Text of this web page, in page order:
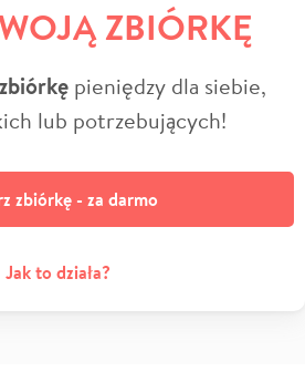
ZBIÓRKĘ
pieniędzy dla siebie,
lub potrzebujących!
zbiórkę - za darmo
Jak to działa?